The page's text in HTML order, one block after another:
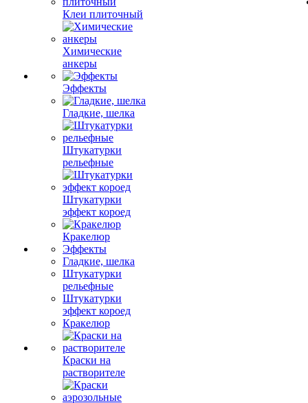
Клеи плиточный
Химические
анкеры
Эффекты
Гладкие, шелка
Штукатурки
рельефные
Штукатурки
эффект короед
Кракелюр
Эффекты
Гладкие, шелка
Штукатурки
рельефные
Штукатурки
эффект короед
Кракелюр
Краски на
растворителе